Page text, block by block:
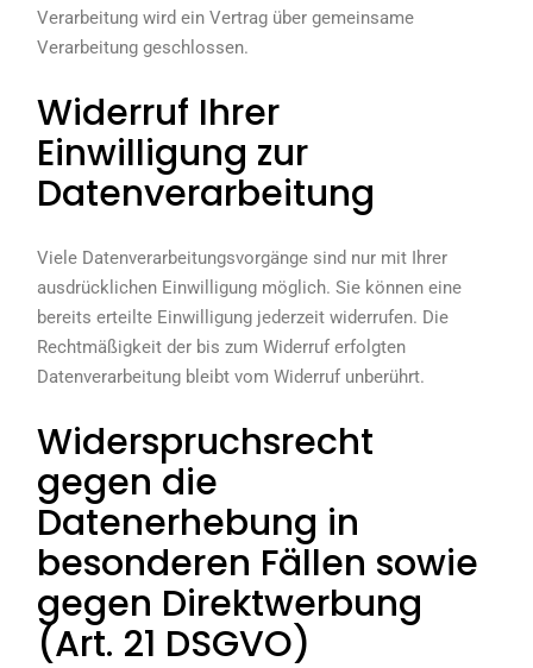
Verarbeitung wird ein Vertrag über gemeinsame
Verarbeitung geschlossen.
Widerruf Ihrer
Einwilligung zur
Datenverarbeitung
Viele Datenverarbeitungsvorgänge sind nur mit Ihrer
ausdrücklichen Einwilligung möglich. Sie können eine
bereits erteilte Einwilligung jederzeit widerrufen. Die
Rechtmäßigkeit der bis zum Widerruf erfolgten
Datenverarbeitung bleibt vom Widerruf unberührt.
Widerspruchsrecht
gegen die
Datenerhebung in
besonderen Fällen sowie
gegen Direktwerbung
(Art. 21 DSGVO)